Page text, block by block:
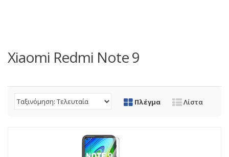
Xiaomi Redmi Note 9
Πλέγμα Λίστα